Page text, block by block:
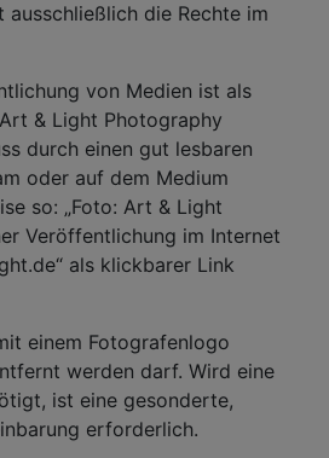
die Rechte im
von Medien ist als
& Light Photography
durch einen gut lesbaren
oder auf dem Medium
so: „Foto: Art & Light
Veröffentlichung im Internet
als klickbarer Link
einem Fotografenlogo
werden darf. Wird eine
ist eine gesonderte,
erforderlich.